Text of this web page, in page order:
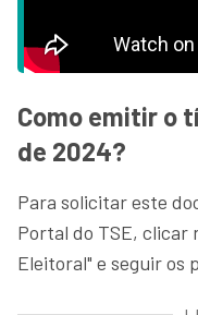
Como emitir o
de 2024?
Para solicitar este
Portal do TSE, clicar
Eleitoral" e seguir os